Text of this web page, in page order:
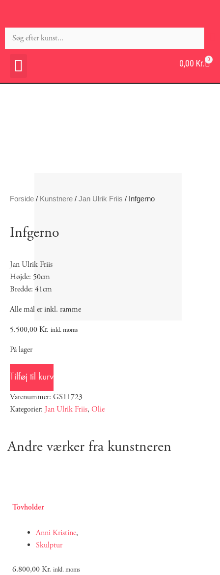
0,00 Kr. 0
Forside / Kunstnere / Jan Ulrik Friis / Infgerno
Infgerno
Jan Ulrik Friis
Højde: 50cm
Bredde: 41cm
Alle mål er inkl. ramme
5.500,00Kr. inkl. moms
På lager
Tilføj til kurv
Varenummer: GS11723
Kategorier: Jan Ulrik Friis, Olie
Andre værker fra kunstneren
Tovholder
Anni Kristine,
Skulptur
6.800,00Kr. inkl. moms